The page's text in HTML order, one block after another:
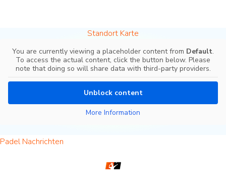
Standort Karte
You are currently viewing a placeholder content from Default.
To access the actual content, click the button below. Please
note that doing so will share data with third-party providers.
Unblock content
More Information
Padel Nachrichten